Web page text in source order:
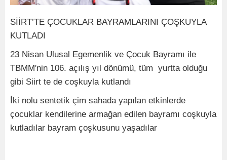
SİİRT’TE ÇOCUKLAR BAYRAMLARINI ÇOŞKUYLA
KUTLADI
23 Nisan Ulusal Egemenlik ve Çocuk Bayramı ile
TBMM'nin 106. açılış yıl dönümü, tüm yurtta olduğu
gibi Siirt te de coşkuyla kutlandı
İki nolu sentetik çim sahada yapılan etkinlerde
çocuklar kendilerine armağan edilen bayramı coşkuyla
kutladılar bayram çoşkusunu yaşadılar